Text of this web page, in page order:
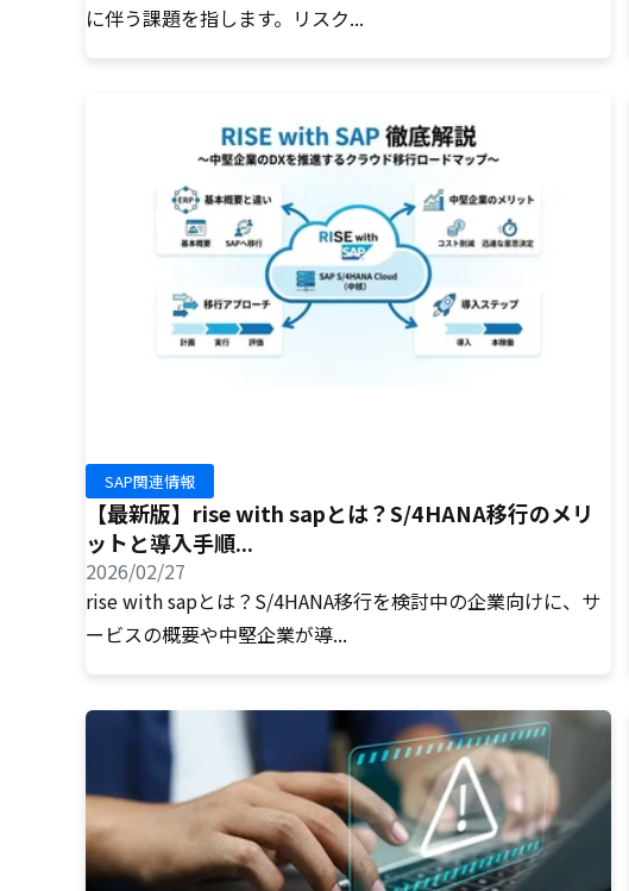
に伴う課題を指します。リスク...
SAP関連情報
【最新版】rise with sapとは？S/4HANA移行のメリ
ットと導入手順...
2026/02/27
rise with sapとは？S/4HANA移行を検討中の企業向けに、サ
ービスの概要や中堅企業が導...